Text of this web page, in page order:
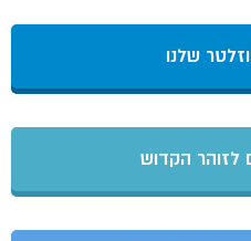
שלנו
לזוהר הקדוש